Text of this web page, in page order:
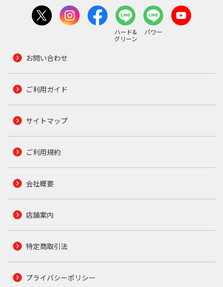
ハード&
グリーン
パワー
お問い合わせ
ご利用ガイド
サイトマップ
ご利用規約
会社概要
店舗案内
特定商取引法
プライバシーポリシー